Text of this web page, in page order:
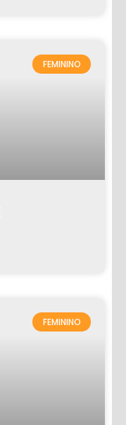
FEMININO
FEMININO